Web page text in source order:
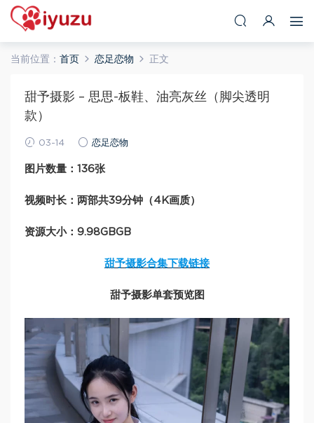
当前位置： 首页 恋足恋物 正文
甜予摄影 – 思思-板鞋、油亮灰丝（脚尖透明
款）
03-14 恋足恋物
图片数量：136张
视频时长：两部共39分钟（4K画质）
资源大小：9.98GBGB
甜予摄影合集下载链接
甜予摄影单套预览图